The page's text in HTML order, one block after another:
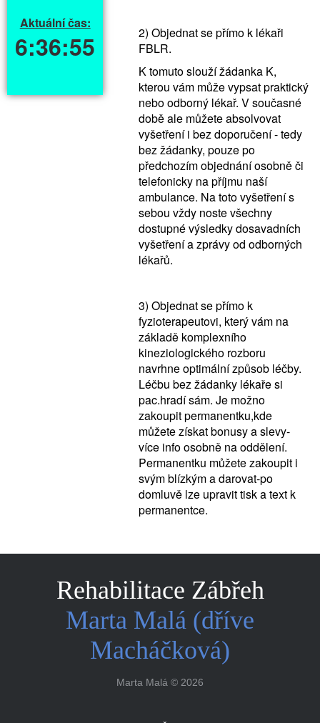
Aktuální čas:
6:36:55
2) Objednat se přímo k lékaři
FBLR.
K tomuto slouží žádanka K,
kterou vám může vypsat praktický
nebo odborný lékař. V současné
době ale můžete absolvovat
vyšetření i bez doporučení - tedy
bez žádanky, pouze po
předchozím objednání osobně či
telefonicky na příjmu naší
ambulance. Na toto vyšetření s
sebou vždy noste všechny
dostupné výsledky dosavadních
vyšetření a zprávy od odborných
lékařů.
3) Objednat se přímo k
fyzioterapeutovi, který vám na
základě komplexního
kineziologického rozboru
navrhne optimální způsob léčby.
Léčbu bez žádanky lékaře si
pac.hradí sám. Je možno
zakoupit permanentku,kde
můžete získat bonusy a slevy-
více info osobně na oddělení.
Permanentku můžete zakoupit i
svým blízkým a darovat-po
domluvě lze upravit tisk a text k
permanentce.
Rehabilitace Zábřeh
Marta Malá (dříve
Macháčková)
Marta Malá © 2026